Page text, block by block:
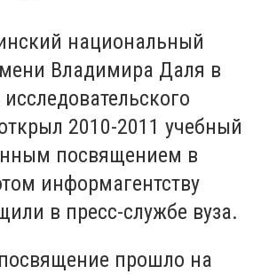
национальный
Владимира Даля в
2010-2011 учебный
посвящением в
информагентству
в пресс-службе вуза.
прошло на